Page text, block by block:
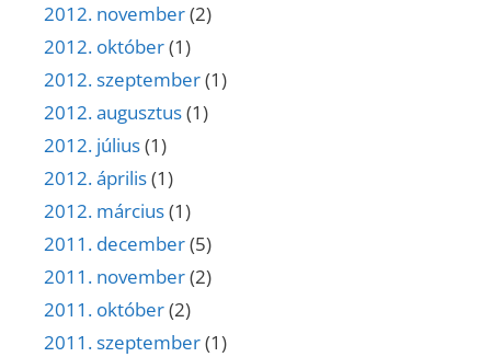
2012. november(2)
2012. október(1)
2012. szeptember(1)
2012. augusztus(1)
2012. július(1)
2012. április(1)
2012. március(1)
2011. december(5)
2011. november(2)
2011. október(2)
2011. szeptember(1)